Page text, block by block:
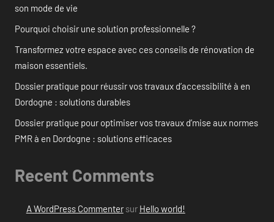
son mode de vie
Pourquoi choisir une solution professionnelle ?
Transformez votre espace avec ces conseils de rénovation de
maison essentiels.
Dossier pratique pour réussir vos travaux d’accessibilité à en
Dordogne : solutions durables
Dossier pratique pour optimiser vos travaux d’mise aux normes
PMR à en Dordogne : solutions efficaces
Recent Comments
A WordPress Commentersur Hello world!